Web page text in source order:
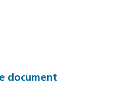
document